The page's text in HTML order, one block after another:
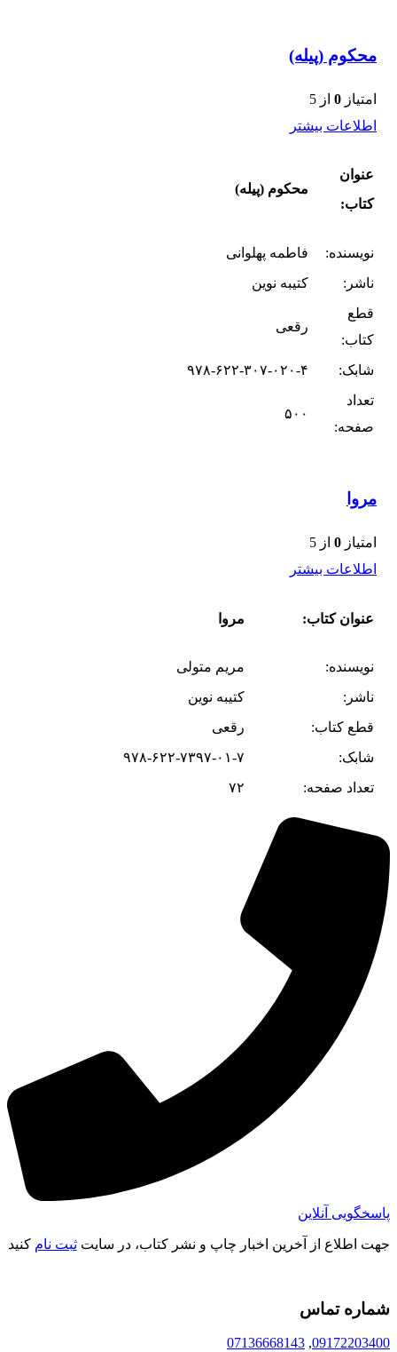
محکوم (پیله)
امتیاز 0 از 5
اطلاعات بیشتر
عنوان
کتاب:
محکوم (پیله)
نویسنده:
فاطمه پهلوانی
ناشر:
کتیبه نوین
قطع
کتاب:
رقعی
شابک:
۹۷۸-۶۲۲-۳۰۷-۰۲۰-۴
تعداد
صفحه:
۵۰۰
مروا
امتیاز 0 از 5
اطلاعات بیشتر
عنوان کتاب: مروا
نویسنده:
مریم متولی
ناشر:
کتیبه نوین
قطع کتاب:
رقعی
شابک:
۹۷۸-۶۲۲-۷۳۹۷-۰۱-۷
تعداد صفحه:
۷۲
پاسخگویی آنلاین
جهت اطلاع از آخرین اخبار چاپ و نشر کتاب، در سایتثبت نام کنید
شماره تماس
09172203400
,
07136668143